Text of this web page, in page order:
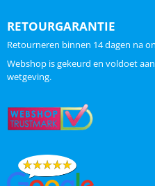
RETOURGARANTIE
Retourneren binnen 14 dagen na
Webshop is gekeurd en voldoet
wetgeving.